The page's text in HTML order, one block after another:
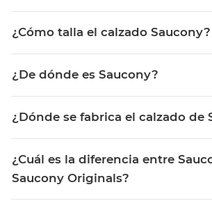
¿Cómo talla el calzado Saucony?
¿De dónde es Saucony?
¿Dónde se fabrica el calzado de
¿Cuál es la diferencia entre
Saucony Originals?